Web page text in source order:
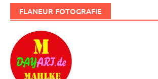
FLANEUR FOTOGRAFIE